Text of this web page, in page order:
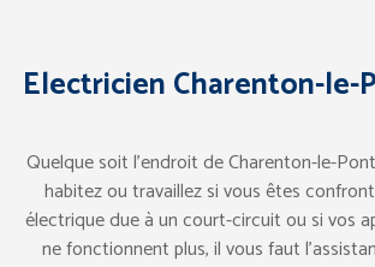
Electricien Charenton-le-
Quelque soit l’endroit de Charenton-le-
habitez ou travaillez si vous êtes
électrique due à un court-circuit ou si vos
ne fonctionnent plus, il vous faut